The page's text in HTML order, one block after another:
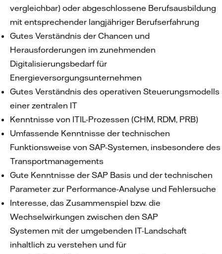
vergleichbar) oder abgeschlossene Berufsausbildung
mit entsprechender langjähriger Berufserfahrung
Gutes Verständnis der Chancen und
Herausforderungen im zunehmenden
Digitalisierungsbedarf für
Energieversorgungsunternehmen
Gutes Verständnis des operativen Steuerungsmodells
einer zentralen IT
Kenntnisse von ITIL-Prozessen (CHM, RDM, PRB)
Umfassende Kenntnisse der technischen
Funktionsweise von SAP-Systemen, insbesondere des
Transportmanagements
Gute Kenntnisse der SAP Basis und der technischen
Parameter zur Performance-Analyse und Fehlersuche
Interesse, das Zusammenspiel bzw. die
Wechselwirkungen zwischen den SAP
Systemen mit der umgebenden IT-Landschaft
inhaltlich zu verstehen und für